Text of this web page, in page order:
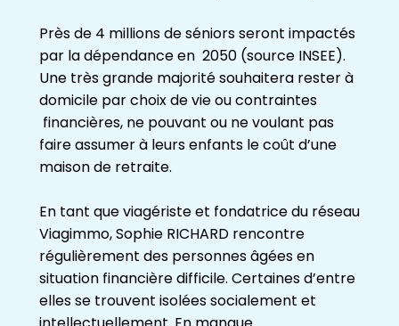
Près de 4 millions de séniors seront impactés
par la dépendance en 2050 (source INSEE).
Une très grande majorité souhaitera rester à
domicile par choix de vie ou contraintes
financières, ne pouvant ou ne voulant pas
faire assumer à leurs enfants le coût d’une
maison de retraite.
En tant que viagériste et fondatrice du réseau
Viagimmo, Sophie RICHARD rencontre
régulièrement des personnes âgées en
situation financière difficile. Certaines d’entre
elles se trouvent isolées socialement et